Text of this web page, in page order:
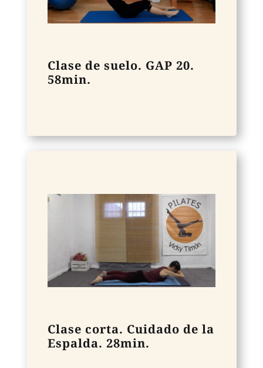
Clase de suelo. GAP 20.
58min.
Clase corta. Cuidado de la
Espalda. 28min.